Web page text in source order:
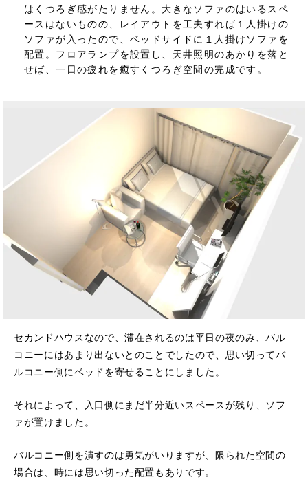
はくつろぎ感がたりません。大きなソファのはいるスペ
ースはないものの、レイアウトを工夫すれば１人掛けの
ソファが入ったので、ベッドサイドに１人掛けソファを
配置。フロアランプを設置し、天井照明のあかりを落と
せば、一日の疲れを癒すくつろぎ空間の完成です。
セカンドハウスなので、滞在されるのは平日の夜のみ、バル
コニーにはあまり出ないとのことでしたので、思い切ってバ
ルコニー側にベッドを寄せることにしました。
それによって、入口側にまだ半分近いスペースが残り、ソフ
ァが置けました。
バルコニー側を潰すのは勇気がいりますが、限られた空間の
場合は、時には思い切った配置もありです。